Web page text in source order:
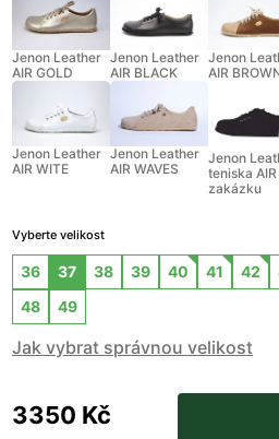
Jenon Leather
AIR GOLD
Jenon Leather
AIR BLACK
Jenon
AIR
Jenon Leather
AIR WITE
Jenon Leather
AIR WAVES
Jenon
teniska AIR
zakázku
Vyberte velikost
36 37 38 39 40 41 42
48
49
Jak vybrat správnou velikost
3350 Kč